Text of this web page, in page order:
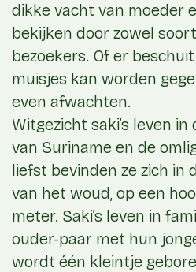
dikke vacht van moeder
bekijken door zowel
bezoekers. Of er
muisjes kan worden
even afwachten.
Witgezicht saki’s leven
van Suriname en de
liefst bevinden ze zich in
van het woud, op een
meter. Saki’s leven in
ouder-paar met hun
wordt één kleintje